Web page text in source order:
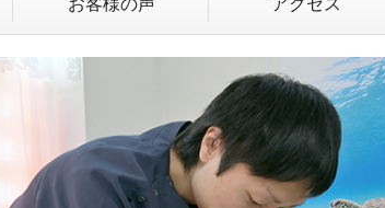
お客様の声 アクセス